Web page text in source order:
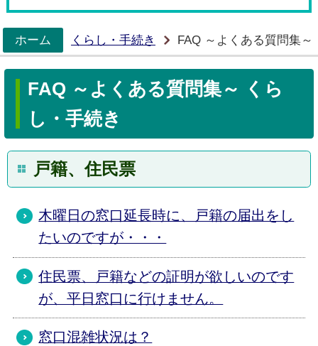
ホーム
くらし・手続き FAQ ～よくある質問集
FAQ ～よくある質問集～ くら
し・手続き
戸籍、住民票
木曜日の窓口延長時に、戸籍の届出をし
たいのですが・・・
住民票、戸籍などの証明が欲しいのです
が、平日窓口に行けません。
窓口混雑状況は？